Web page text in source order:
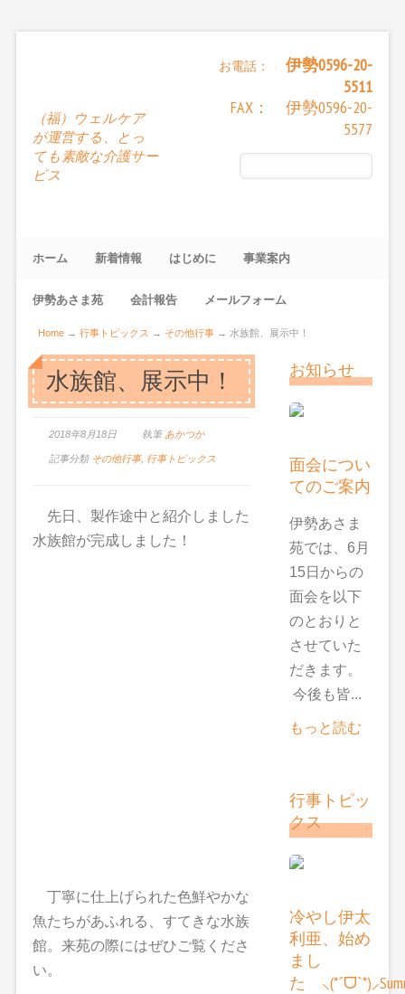
（福）ウェルケア
が運営する、とっ
ても素敵な介護サー
ビス
お電話：
伊勢0596-20-
5511
FAX： 伊勢0596-20-
5577
ホーム 新着情報 はじめに 事業案内
伊勢あさま苑 会計報告 メールフォーム
Home →行事トピックス → その他行事 → 水族館、展示中！
水族館、展示中！
2018年8月18日 執筆 あかつか
記事分類 その他行事, 行事トピックス
先日、製作途中と紹介しました
水族館が完成しました！
丁寧に仕上げられた色鮮やかな
魚たちがあふれる、すてきな水族
館。来苑の際にはぜひご覧くださ
い。
お知らせ
面会につい
てのご案内
伊勢あさま
苑では、6月
15日からの
面会を以下
のとおりと
させていた
だきます。
今後も皆...
もっと読む
行事トピッ
クス
冷やし伊太
利亜、始め
まし
た